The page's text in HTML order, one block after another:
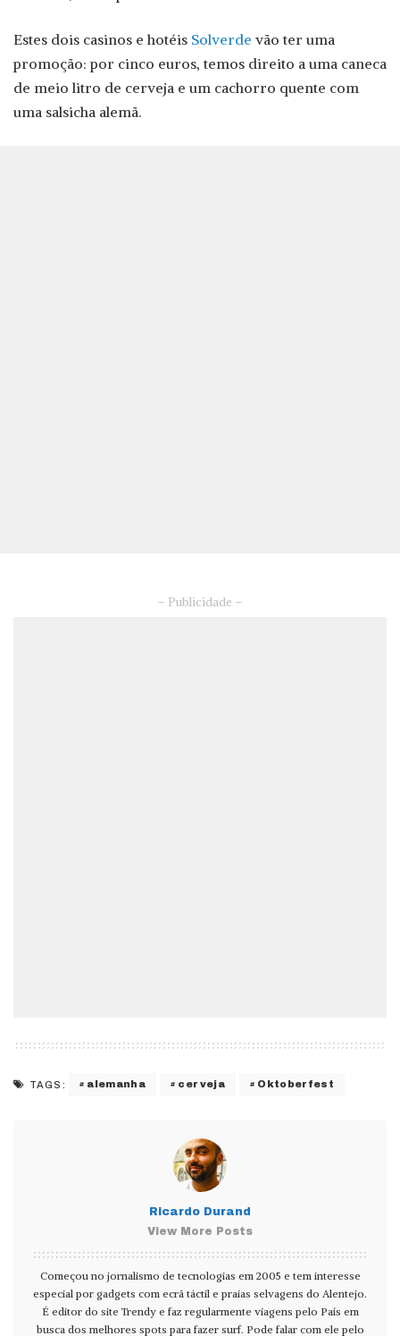
Estes dois casinos e hotéis Solverde vão ter uma
promoção: por cinco euros, temos direito a uma caneca
de meio litro de cerveja e um cachorro quente com
uma salsicha alemã.
– Publicidade –
TAGS: alemanha cerveja Oktoberfest
Ricardo Durand
View More Posts
Começou no jornalismo de tecnologias em 2005 e tem interesse
especial por gadgets com ecrã táctil e praias selvagens do Alentejo.
É editor do site Trendy e faz regularmente viagens pelo País em
busca dos melhores spots para fazer surf. Pode falar com ele pelo